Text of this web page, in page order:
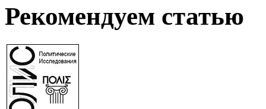
Рекомендуем статью